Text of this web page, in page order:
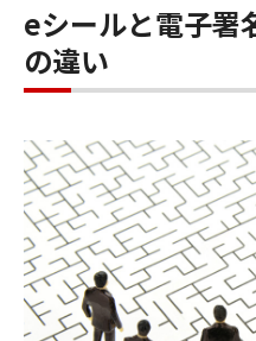
eシールと電子署
の違い